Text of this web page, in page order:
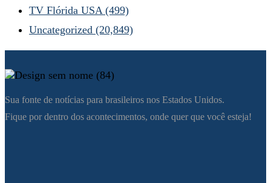
TV Flórida USA (499)
Uncategorized (20,849)
Sua fonte de notícias para brasileiros nos Estados Unidos.
Fique por dentro dos acontecimentos, onde quer que você esteja!